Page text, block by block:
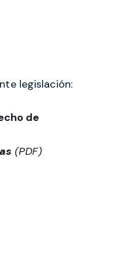
legislación:
de
(PDF)